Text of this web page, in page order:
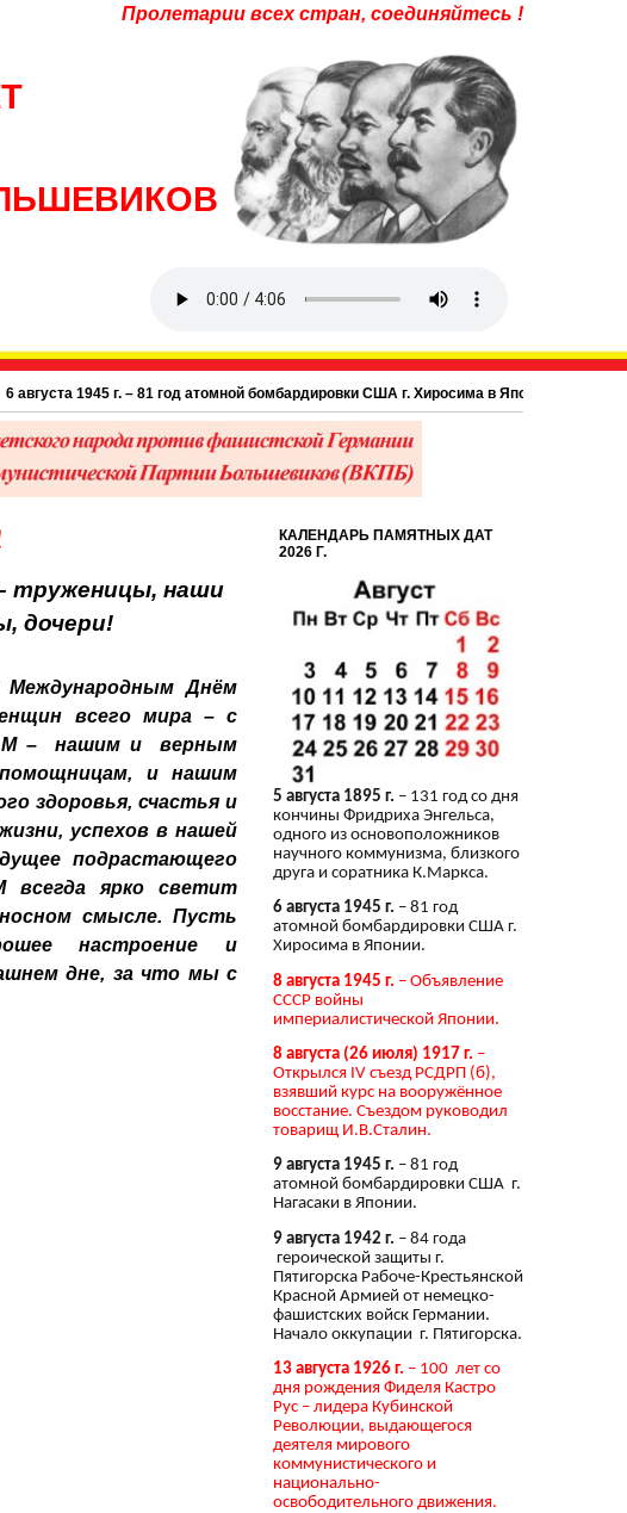
Пролетарии всех стран, соединяйтесь !
1945 г. – 81 год атомной бомбардировки США г. Хиросима в Японии.
труженицы, наши
дочери!
Днём
всего мира – с
– нашим и верным
и нашим
здоровья, счастья и
успехов в нашей
подрастающего
ярко светит
смысле. Пусть
настроение и
дне, за что мы с
КАЛЕНДАРЬ ПАМЯТНЫХ ДАТ
2026 Г.
5 августа 1895 г. – 131 год со дня
кончины Фридриха Энгельса,
одного из основоположников
научного коммунизма, близкого
друга и соратника К.Маркса.
6 августа 1945 г. – 81 год
атомной бомбардировки США г.
Хиросима в Японии.
8 августа 1945 г. – Объявление
СССР войны
империалистической Японии.
8 августа (26 июля) 1917 г. –
Открылся IV съезд РСДРП (б),
взявший курс на вооружённое
восстание. Съездом руководил
товарищ И.В.Сталин.
9 августа 1945 г. – 81 год
атомной бомбардировки США г.
Нагасаки в Японии.
9 августа 1942 г. – 84 года
героической защиты г.
Пятигорска Рабоче-Крестьянской
Красной Армией от немецко-
фашистских войск Германии.
Начало оккупации г. Пятигорска.
13 августа 1926 г. – 100 лет со
дня рождения Фиделя Кастро
Рус – лидера Кубинской
Революции, выдающегося
деятеля мирового
коммунистического и
национально-
освободительного движения.